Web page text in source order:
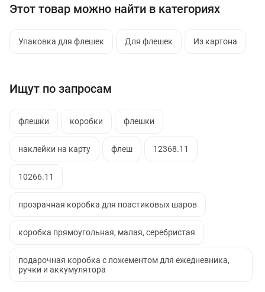
Этот товар можно найти в категориях
Упаковка для флешек Для флешек Из картона
Ищут по запросам
флешки коробки флешки
наклейки на карту флеш 12368.11
10266.11
прозрачная коробка для поастиковых шаров
коробка прямоугольная, малая, серебристая
подарочная коробка с ложементом для ежедневника,
ручки и аккумулятора